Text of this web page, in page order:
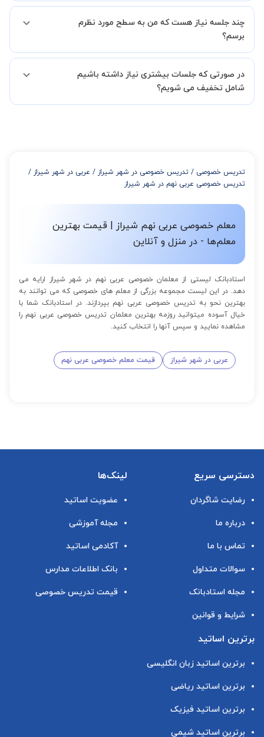
استادبانک شما را در انتخاب استاد مطلوب یاری کند.
بخش پشتیبانی استادبانک با شما تماس گرفته و راهنمایی کامل و پیگیری
لازم جهت تکمیل درخواست شما را انجام میدهند.
همچنین میتوانید درخواست خود را از طریق تماس مستقیم با شماره
ادامه دهید.
چند جلسه نیاز هست که من به سطح مورد نظرم
برسم؟
مدرس مشخص کند ابتدا باید جلسه اول کلاس درس شما با مدرس برگزار
شود تا با توجه به سطح شما و خواسته شما مدرس اعلام کنند که تقریبا
در صورتی که جلسات بیشتری نیاز داشته باشیم
شامل تخفیف می شویم؟
از 12 تا 15 جلسه: 7% تخفیف
از 16 تا 100 جلسه: 9% تخفیف
تدریس خصوصی / تدریس خصوصی در شهر شیراز / عربی در شهر شیراز /
تدریس خصوصی عربی نهم در شهر شیراز
معلم خصوصی عربی نهم شیراز | قیمت بهترین
معلم‌ها - در منزل و آنلاین
استادبانک لیستی از معلمان خصوصی عربی نهم در شهر شیراز ارایه می
دهد. در این لیست مجموعه بزرگی از معلم های خصوصی که می توانند به
بهترین نحو به تدریس خصوصی عربی نهم بپردازند. در استادبانک شما با
خیال آسوده میتوانید روزمه بهترین معلمان تدریس خصوصی عربی نهم را
مشاهده نمایید و سپس آنها را انتخاب کنید.
عربی در شهر شیراز قیمت معلم خصوصی عربی نهم
دسترسی سریع
رضایت شاگردان
درباره ما
تماس با ما
سوالات متداول
مجله استادبانک
شرایط و قوانین
لینک‌ها
عضویت اساتید
مجله آموزشی
آکادمی اساتید
بانک اطلاعات مدارس
قیمت تدریس خصوصی
برترین اساتید
برترین اساتید زبان انگلیسی
برترین اساتید ریاضی
برترین اساتید فیزیک
برترین اساتید شیمی